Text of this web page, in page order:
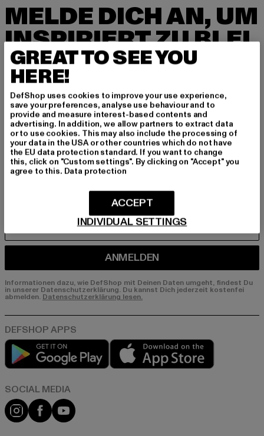
MELDE DICH AN, UM
INSPIRIERT ZU BLEI
BEN!
Melde dich hier für unseren Newsletter an und
erhalte künftig Informationen über aktuelle Tre
nds, Angebote und Gutscheine von DefShop p
er E-Mail!
An welchen Produkten bist du interessiert?
E-MAIL
ANMELDEN
Informationen dazu, wie DefShop mit Deinen Daten umgeht, findest Du
in unserer Datenschutzerklärung. Du kannst Dich jederzeit kostenfei
abmelden. Datenschutzerklärung lesen.
Play market
Instagram
FacebookYouTube
GREAT TO SEE YOU
HERE!
DefShop uses cookies to improve your use experience,
save your preferences, analyse use behaviour and to
provide and measure interest-based contents and
advertising. In addition, we allow partners to extract data
or to use cookies. This may also include the processing of
your data in the USA or other countries which do not have
the EU data protection standard. If you want to change
this, click on "Custom settings". By clicking on "Accept" you
agree to this. Data protection
INDIVIDUAL SETTINGS
ACCEPT